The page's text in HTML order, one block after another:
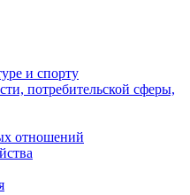
и спорту
потребительской сферы,
отношений